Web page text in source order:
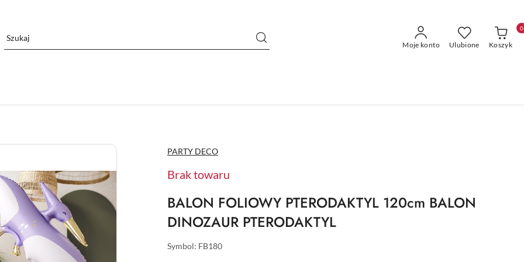
Moje konto Ulubione Koszyk
0
NAZWA
PRODUCENTA:
PARTY DECO
Brak towaru
BALON FOLIOWY PTERODAKTYL 120cm BALON
DINOZAUR PTERODAKTYL
Symbol: FB180